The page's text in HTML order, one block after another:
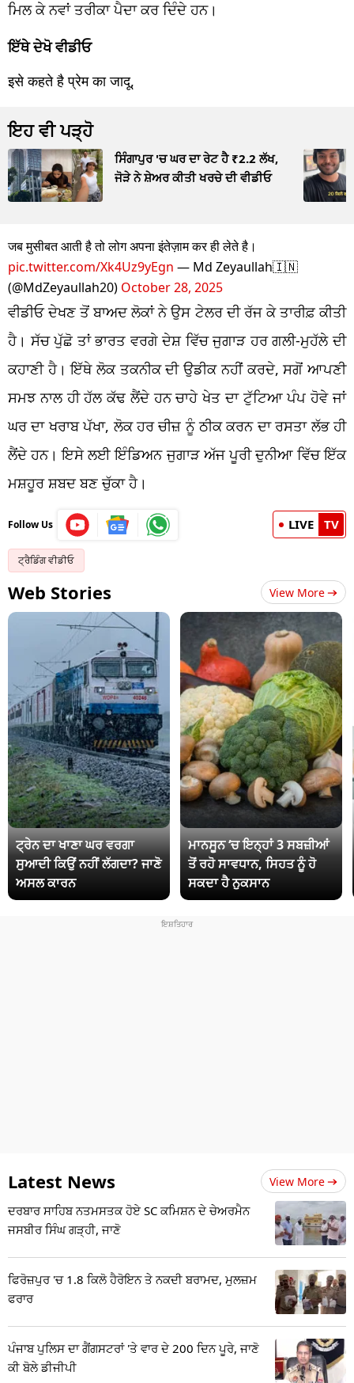
ਮਿਲ ਕੇ ਨਵਾਂ ਤਰੀਕਾ ਪੈਦਾ ਕਰ ਦਿੰਦੇ ਹਨ।
ਇੱਥੇ ਦੇਖੋ ਵੀਡੀਓ
इसे कहते है प्रेम का जादू,
ਇਹ ਵੀ ਪੜ੍ਹੋ
ਸਿੰਗਾਪੁਰ 'ਚ ਘਰ ਦਾ ਰੇਟ ਹੈ ₹2.2 ਲੱਖ,
ਜੋੜੇ ਨੇ ਸ਼ੇਅਰ ਕੀਤੀ ਖਰਚੇ ਦੀ ਵੀਡੀਓ
जब मुसीबत आती है तो लोग अपना इंतेज़ाम कर ही लेते है।
pic.twitter.com/Xk4Uz9yEgn — Md Zeyaullah🇮🇳
(@MdZeyaullah20) October 28, 2025
ਵੀਡੀਓ ਦੇਖਣ ਤੋਂ ਬਾਅਦ ਲੋਕਾਂ ਨੇ ਉਸ ਟੇਲਰ ਦੀ ਰੱਜ ਕੇ ਤਾਰੀਫ਼ ਕੀਤੀ
ਹੈ। ਸੱਚ ਪੁੱਛੋ ਤਾਂ ਭਾਰਤ ਵਰਗੇ ਦੇਸ਼ ਵਿੱਚ ਜੁਗਾੜ ਹਰ ਗਲੀ-ਮੁਹੱਲੇ ਦੀ
ਕਹਾਣੀ ਹੈ। ਇੱਥੇ ਲੋਕ ਤਕਨੀਕ ਦੀ ਉਡੀਕ ਨਹੀਂ ਕਰਦੇ, ਸਗੋਂ ਆਪਣੀ
ਸਮਝ ਨਾਲ ਹੀ ਹੱਲ ਕੱਢ ਲੈਂਦੇ ਹਨ ਚਾਹੇ ਖੇਤ ਦਾ ਟੁੱਟਿਆ ਪੰਪ ਹੋਵੇ ਜਾਂ
ਘਰ ਦਾ ਖਰਾਬ ਪੱਖਾ, ਲੋਕ ਹਰ ਚੀਜ਼ ਨੂੰ ਠੀਕ ਕਰਨ ਦਾ ਰਸਤਾ ਲੱਭ ਹੀ
ਲੈਂਦੇ ਹਨ। ਇਸੇ ਲਈ ਇੰਡਿਅਨ ਜੁਗਾੜ ਅੱਜ ਪੂਰੀ ਦੁਨੀਆ ਵਿੱਚ ਇੱਕ
ਮਸ਼ਹੂਰ ਸ਼ਬਦ ਬਣ ਚੁੱਕਾ ਹੈ।
Follow Us LIVE TV
ਟ੍ਰੈਡਿੰਗ ਵੀਡੀਓ
Web Stories View More
ਟ੍ਰੇਨ ਦਾ ਖਾਣਾ ਘਰ ਵਰਗਾ
ਸੁਆਦੀ ਕਿਉਂ ਨਹੀਂ ਲੱਗਦਾ? ਜਾਣੋ
ਅਸਲ ਕਾਰਨ
ਮਾਨਸੂਨ ‘ਚ ਇਨ੍ਹਾਂ 3 ਸਬਜ਼ੀਆਂ
ਤੋਂ ਰਹੋ ਸਾਵਧਾਨ, ਸਿਹਤ ਨੂੰ ਹੋ
ਸਕਦਾ ਹੈ ਨੁਕਸਾਨ
Latest News View More
ਦਰਬਾਰ ਸਾਹਿਬ ਨਤਮਸਤਕ ਹੋਏ SC ਕਮਿਸ਼ਨ ਦੇ ਚੇਅਰਮੈਨ
ਜਸਬੀਰ ਸਿੰਘ ਗੜ੍ਹੀ, ਜਾਣੋ
ਫਿਰੋਜ਼ਪੁਰ 'ਚ 1.8 ਕਿਲੋ ਹੈਰੋਇਨ ਤੇ ਨਕਦੀ ਬਰਾਮਦ, ਮੁਲਜ਼ਮ
ਫਰਾਰ
ਪੰਜਾਬ ਪੁਲਿਸ ਦਾ ਗੈਂਗਸਟਰਾਂ 'ਤੇ ਵਾਰ ਦੇ 200 ਦਿਨ ਪੂਰੇ, ਜਾਣੋ
ਕੀ ਬੋਲੇ ਡੀਜੀਪੀ